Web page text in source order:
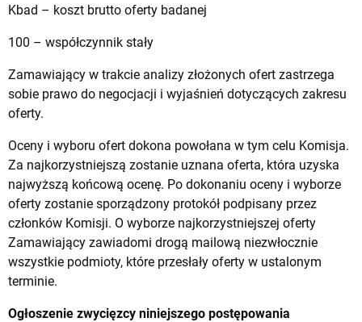
Kbad – koszt brutto oferty badanej
100 – współczynnik stały
Zamawiający w trakcie analizy złożonych ofert zastrzega
sobie prawo do negocjacji i wyjaśnień dotyczących zakresu
oferty.
Oceny i wyboru ofert dokona powołana w tym celu Komisja.
Za najkorzystniejszą zostanie uznana oferta, która uzyska
najwyższą końcową ocenę. Po dokonaniu oceny i wyborze
oferty zostanie sporządzony protokół podpisany przez
członków Komisji. O wyborze najkorzystniejszej oferty
Zamawiający zawiadomi drogą mailową niezwłocznie
wszystkie podmioty, które przesłały oferty w ustalonym
terminie.
Ogłoszenie zwycięzcy niniejszego postępowania